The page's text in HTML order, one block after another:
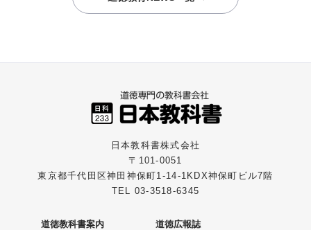
日本教科書株式会社
〒101-0051
東京都千代田区神田神保町1-14-1KDX神保町ビル7階
TEL 03-3518-6345
道徳教科書案内
道徳広報誌